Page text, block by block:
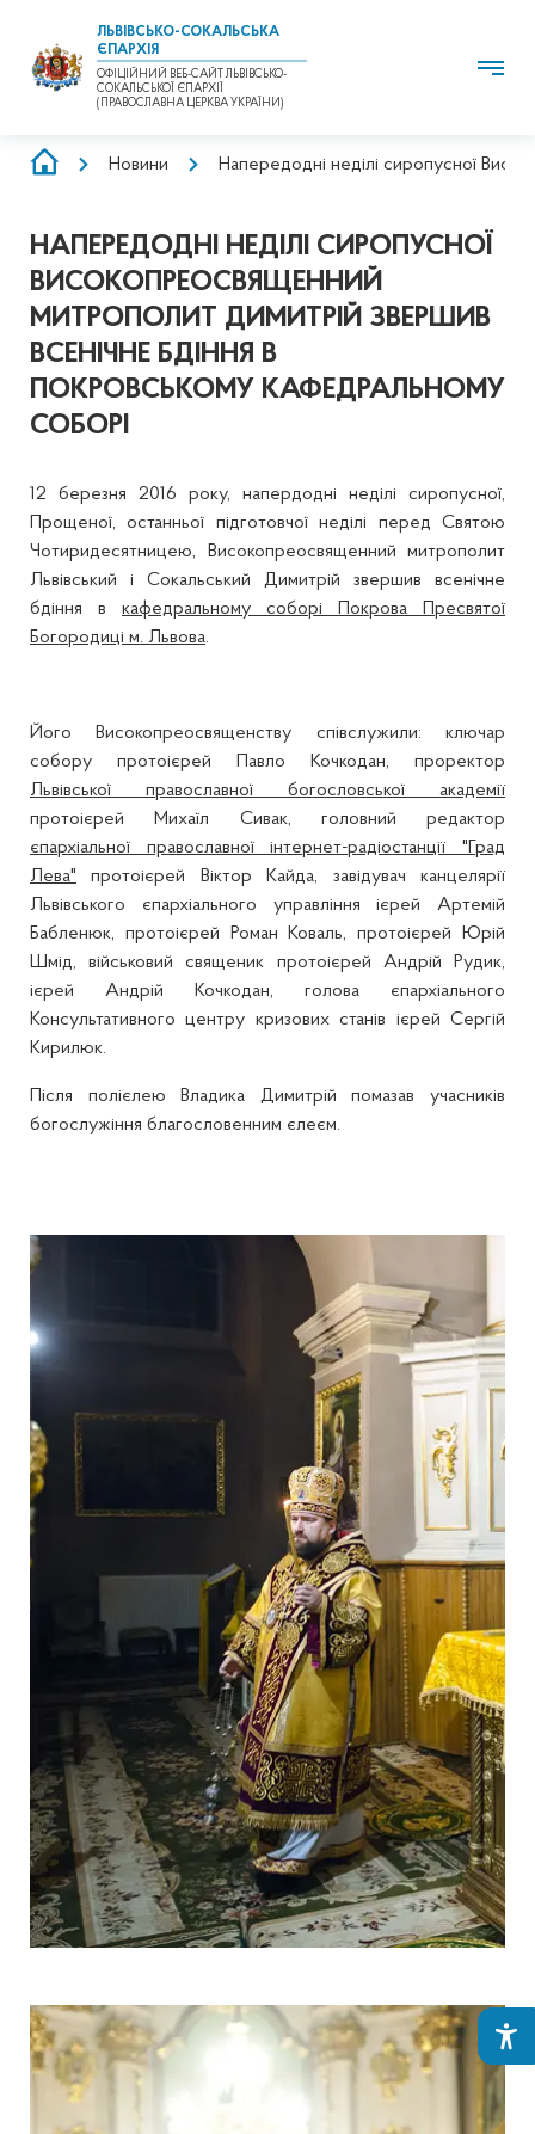
ЛЬВІВСЬКО-СОКАЛЬСЬКА
ЄПАРХІЯ
ОФІЦІЙНИЙ ВЕБ-САЙТ ЛЬВІВСЬКО-
СОКАЛЬСЬКОЇ ЄПАРХІЇ
(ПРАВОСЛАВНА ЦЕРКВА УКРАЇНИ)
РЯДОК
Новини Напередодні неділі сиропусної
НАПЕРЕДОДНІ НЕДІЛІ СИРОПУСНОЇ
ВИСОКОПРЕОСВЯЩЕННИЙ
МИТРОПОЛИТ ДИМИТРІЙ ЗВЕРШИВ
ВСЕНІЧНЕ БДІННЯ В
ПОКРОВСЬКОМУ КАФЕДРАЛЬНОМУ
СОБОРІ
12 березня 2016 року, напердодні неділі сиропусної,
Прощеної, останньої підготовчої неділі перед Святою
Чотиридесятницею, Високопреосвященний митрополит
Львівський і Сокальський Димитрій звершив всенічне
бдіння в кафедральному соборі Покрова Пресвятої
Богородиці м. Львова.
Його Високопреосвященству співслужили: ключар
собору протоієрей Павло Кочкодан, проректор
Львівської православної богословської академії
протоієрей Михаїл Сивак, головний редактор
єпархіальної православної інтернет-радіостанції "Град
Лева" протоієрей Віктор Кайда, завідувач канцелярії
Львівського єпархіального управління ієрей Артемій
Бабленюк, протоієрей Роман Коваль, протоієрей Юрій
Шмід, військовий священик протоієрей Андрій Рудик,
ієрей Андрій Кочкодан, голова єпархіального
Консультативного центру кризових станів ієрей Сергій
Кирилюк.
Після полієлею Владика Димитрій помазав учасників
богослужіння благословенним єлеєм.